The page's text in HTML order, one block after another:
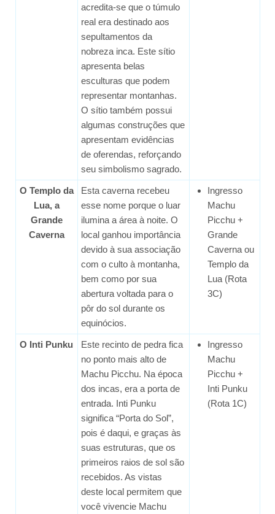
acredita-se que o túmulo
real era destinado aos
sepultamentos da
nobreza inca. Este sítio
apresenta belas
esculturas que podem
representar montanhas.
O sítio também possui
algumas construções que
apresentam evidências
de oferendas, reforçando
seu simbolismo sagrado.
O Templo da
Lua, a
Grande
Caverna
Esta caverna recebeu
esse nome porque o luar
ilumina a área à noite. O
local ganhou importância
devido à sua associação
com o culto à montanha,
bem como por sua
abertura voltada para o
pôr do sol durante os
equinócios.
Ingresso
Machu
Picchu +
Grande
Caverna ou
Templo da
Lua (Rota
3C)
O Inti Punku
Este recinto de pedra fica
no ponto mais alto de
Machu Picchu. Na época
dos incas, era a porta de
entrada. Inti Punku
significa “Porta do Sol”,
pois é daqui, e graças às
suas estruturas, que os
primeiros raios de sol são
recebidos. As vistas
deste local permitem que
você vivencie Machu
Ingresso
Machu
Picchu +
Inti Punku
(Rota 1C)